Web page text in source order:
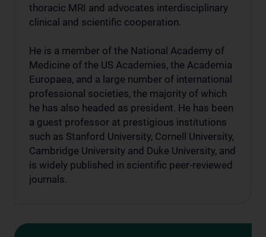
thoracic MRI and advocates interdisciplinary
clinical and scientific cooperation.
He is a member of the National Academy of
Medicine of the US Academies, the Academia
Europaea, and a large number of international
professional societies, the majority of which
he has also headed as president. He has been
a guest professor at prestigious institutions
such as Stanford University, Cornell University,
Cambridge University and Duke University, and
is widely published in scientific peer-reviewed
journals.